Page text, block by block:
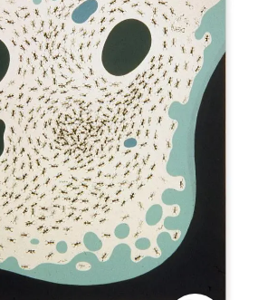
BAVIERA
BIOGRAPHIE
DES OEUVRES
ET RELIEFS
2 : GRAVURES
CONTACT